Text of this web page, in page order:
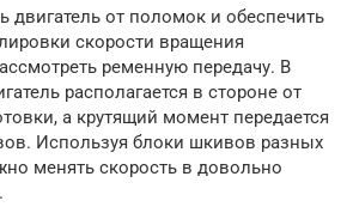
двигатель от поломок и обеспечить
скорости вращения
ременную передачу. В
располагается в стороне от
а крутящий момент передается
Используя блоки шкивов разных
менять скорость в довольно